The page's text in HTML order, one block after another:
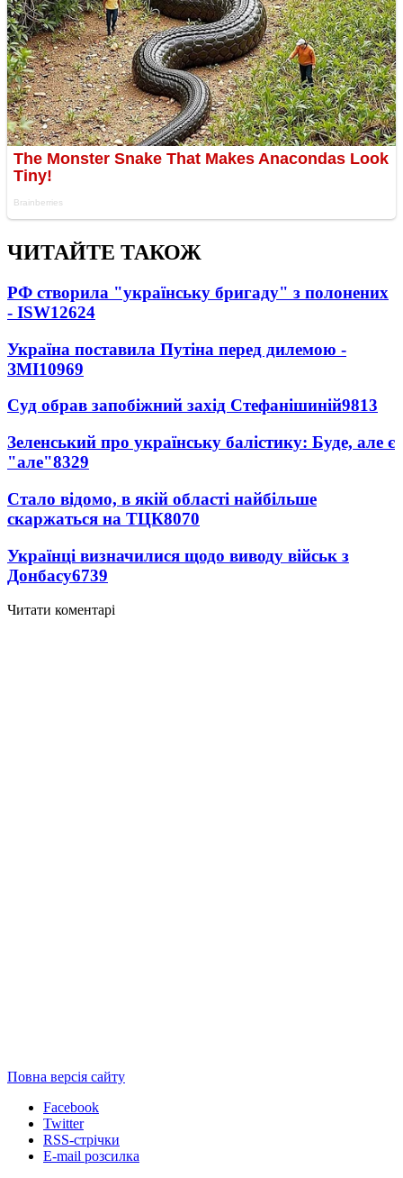
ЧИТАЙТЕ ТАКОЖ
РФ створила "українську бригаду" з полонених
- ISW12624
Україна поставила Путіна перед дилемою -
ЗМІ10969
Суд обрав запобіжний захід Стефанішиній9813
Зеленський про українську балістику: Буде, але є
"але"8329
Стало відомо, в якій області найбільше
скаржаться на ТЦК8070
Українці визначилися щодо виводу військ з
Донбасу6739
Читати коментарі
Повна версія сайту
Facebook
Twitter
RSS-стрічки
E-mail розсилка